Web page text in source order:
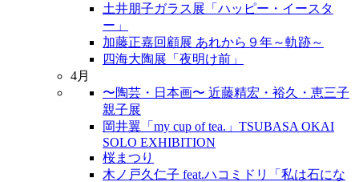
土井朋子ガラス展「ハッピー・イースタ
ー」
加藤正嘉回顧展 あれから９年～軌跡～
四海大陶展「夜明け前」
4月
〜陶芸・日本画〜 近藤精宏・裕久・恵三子
親子展
岡井翼「my cup of tea.」TSUBASA OKAI
SOLO EXHIBITION
桜まつり
木ノ戸久仁子 feat.ハコミドリ「私は石にな